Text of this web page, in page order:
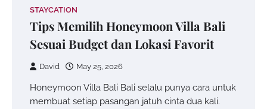
STAYCATION
Tips Memilih Honeymoon Villa Bali
Sesuai Budget dan Lokasi Favorit
David May 25, 2026
Honeymoon Villa Bali Bali selalu punya cara untuk
membuat setiap pasangan jatuh cinta dua kali.